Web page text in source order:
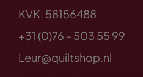
KVK: 58156488
+31 (0)76 - 503 55 99
Leur@quiltshop.nl